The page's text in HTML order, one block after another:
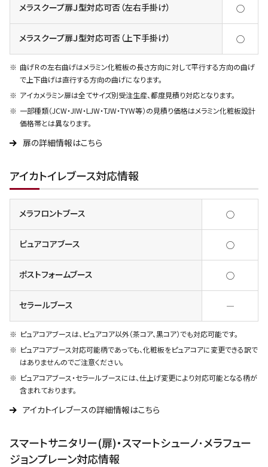
メラスクープ扉Ｊ型対応可否（左右手掛け） ◯
メラスクープ扉Ｊ型対応可否（上下手掛け） ◯
曲げＲの左右曲げはメラミン化粧板の長さ方向に対して平行する方向の曲げ
で上下曲げは直行する方向の曲げになります。
アイカメラミン扉は全てサイズ別受注生産、都度見積り対応となります。
一部種類（JCW・JIW・LJW・TJW・TYW等）の見積り価格はメラミン化粧板設計
価格帯とは異なります。
扉の詳細情報はこちら
アイカトイレブース対応情報
メラフロントブース ◯
ピュアコアブース ◯
ポストフォームブース ◯
セラールブース ―
ピュアコアブースは、ピュアコア以外（茶コア、黒コア）でも対応可能です。
ピュアコアブース対応可能柄であっても、化粧板をピュアコアに変更できる訳で
はありませんのでご注意ください。
ピュアコアブース・セラールブースには、仕上げ変更により対応可能となる柄が
含まれております。
アイカトイレブースの詳細情報はこちら
スマートサニタリー(扉)・スマートシューノ･メラフュー
ジョンプレーン対応情報